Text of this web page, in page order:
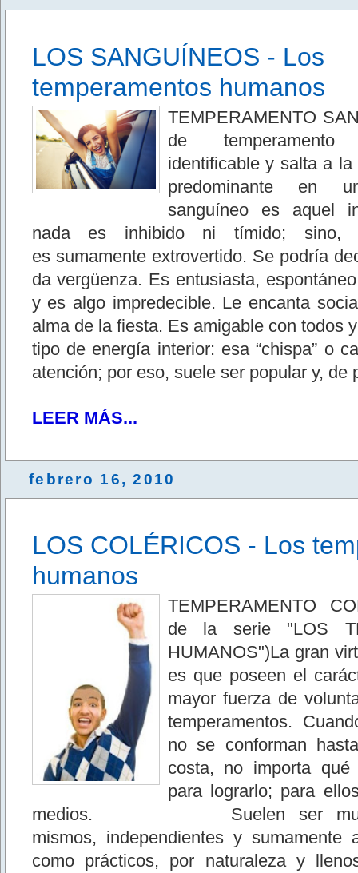
LOS SANGUÍNEOS - Los
temperamentos humanos
TEMPERAMENTO
de
identificable y salta a
predominante en
sanguíneo es aquel
nada es inhibido ni tímido; sino,
es sumamente extrovertido. Se podría
da vergüenza. Es entusiasta,
y es algo impredecible. Le encanta
alma de la fiesta. Es amigable con todos
tipo de energía interior: esa “chispa” o
atención; por eso, suele ser popular y, de
LEER MÁS...
febrero 16, 2010
LOS COLÉRICOS - Los
humanos
TEMPERAMENTO
de la serie "LOS
HUMANOS")La gran
es que poseen el
mayor fuerza de
temperamentos.
no se conforman
costa, no importa
para lograrlo; para
medios. Suelen ser muy
mismos, independientes y sumamente
como prácticos, por naturaleza y